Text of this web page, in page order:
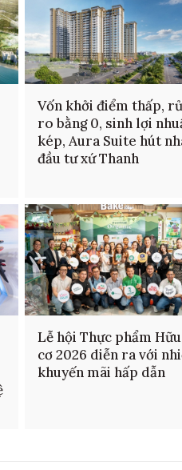
Vốn khởi điểm thấp,
ro bằng 0, sinh lợi
kép, Aura Suite hút
đầu tư xứ Thanh
Lễ hội Thực phẩm Hữu
cơ 2026 diễn ra với
khuyến mãi hấp dẫn